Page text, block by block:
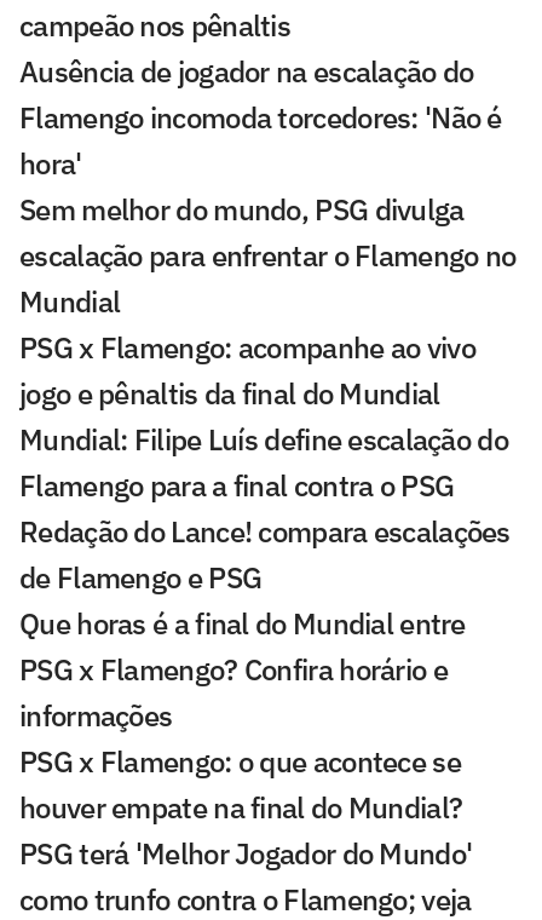
campeão nos pênaltis
Ausência de jogador na escalação do
Flamengo incomoda torcedores: 'Não é
hora'
Sem melhor do mundo, PSG divulga
escalação para enfrentar o Flamengo no
Mundial
PSG x Flamengo: acompanhe ao vivo
jogo e pênaltis da final do Mundial
Mundial: Filipe Luís define escalação do
Flamengo para a final contra o PSG
Redação do Lance! compara escalações
de Flamengo e PSG
Que horas é a final do Mundial entre
PSG x Flamengo? Confira horário e
informações
PSG x Flamengo: o que acontece se
houver empate na final do Mundial?
PSG terá 'Melhor Jogador do Mundo'
como trunfo contra o Flamengo; veja